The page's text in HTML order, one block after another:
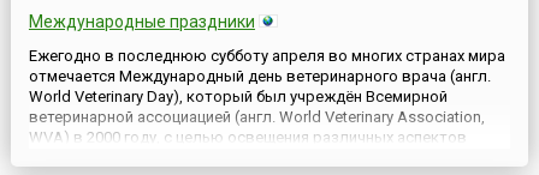
Международные праздники
Ежегодно в последнюю субботу апреля во многих странах мира
отмечается Международный день ветеринарного врача (англ.
World Veterinary Day), который был учреждён Всемирной
ветеринарной ассоциацией (англ. World Veterinary Association,
WVA) в 2000 году, с целью освещения различных аспектов